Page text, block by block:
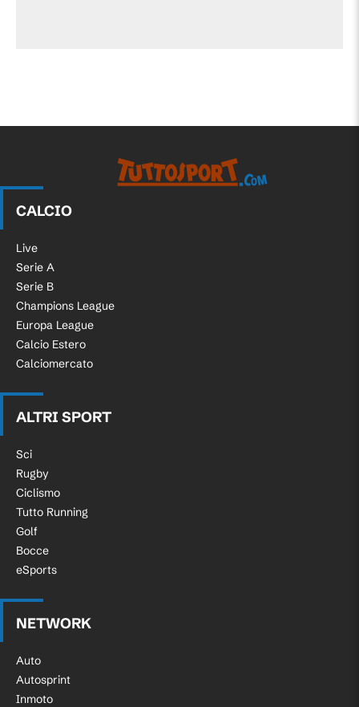
CALCIO
Live
Serie A
Serie B
Champions League
Europa League
Calcio Estero
Calciomercato
ALTRI SPORT
Sci
Rugby
Ciclismo
Tutto Running
Golf
Bocce
eSports
NETWORK
Auto
Autosprint
Inmoto